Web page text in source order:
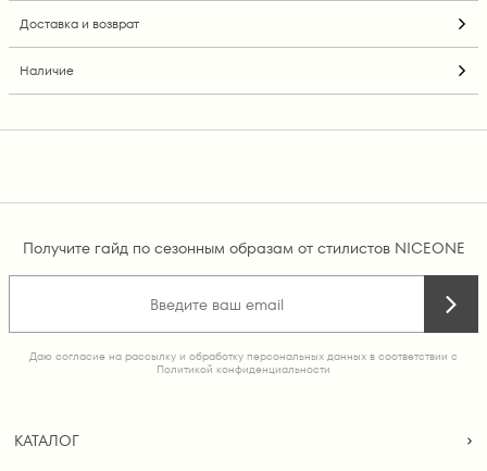
Доставка и возврат
Наличие
Получите гайд по сезонным образам от стилистов NICEONE
Даю согласие на рассылку и обработку персональных данных в соответствии с
Политикой конфиденциальности
КАТАЛОГ